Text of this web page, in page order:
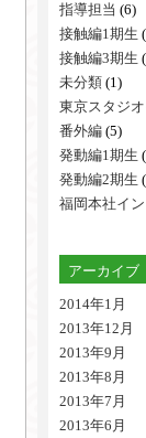
指導担当 (6)
接触編1期生
接触編3期生
未分類 (1)
東京スタジ
番外編 (5)
発動編1期生
発動編2期生
福岡本社イ
アーカイブ
2014年1月
2013年12月
2013年9月
2013年8月
2013年7月
2013年6月